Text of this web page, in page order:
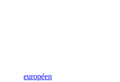
européen